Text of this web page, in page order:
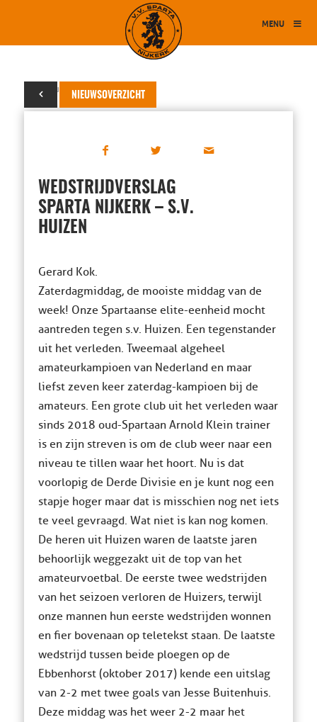
MENU
NIEUWSOVERZICHT
31 augustus 2024
WEDSTRIJDVERSLAG
SPARTA NIJKERK – S.V.
HUIZEN
Gerard Kok.
Zaterdagmiddag, de mooiste middag van de
week! Onze Spartaanse elite-eenheid mocht
aantreden tegen s.v. Huizen. Een tegenstander
uit het verleden. Tweemaal algeheel
amateurkampioen van Nederland en maar
liefst zeven keer zaterdag-kampioen bij de
amateurs. Een grote club uit het verleden waar
sinds 2018 oud-Spartaan Arnold Klein trainer
is en zijn streven is om de club weer naar een
niveau te tillen waar het hoort. Nu is dat
voorlopig de Derde Divisie en je kunt nog een
stapje hoger maar dat is misschien nog net iets
te veel gevraagd. Wat niet is kan nog komen.
De heren uit Huizen waren de laatste jaren
behoorlijk weggezakt uit de top van het
amateurvoetbal. De eerste twee wedstrijden
van het seizoen verloren de Huizers, terwijl
onze mannen hun eerste wedstrijden wonnen
en fier bovenaan op teletekst staan. De laatste
wedstrijd tussen beide ploegen op de
Ebbenhorst (oktober 2017) kende een uitslag
van 2-2 met twee goals van Jesse Buitenhuis.
Deze middag was het weer 2-2 maar het